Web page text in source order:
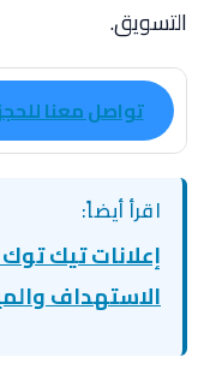
التسويق.
تواصل معنا
اقرأ أيضاً:
إعلانات تيك
الاستهداف